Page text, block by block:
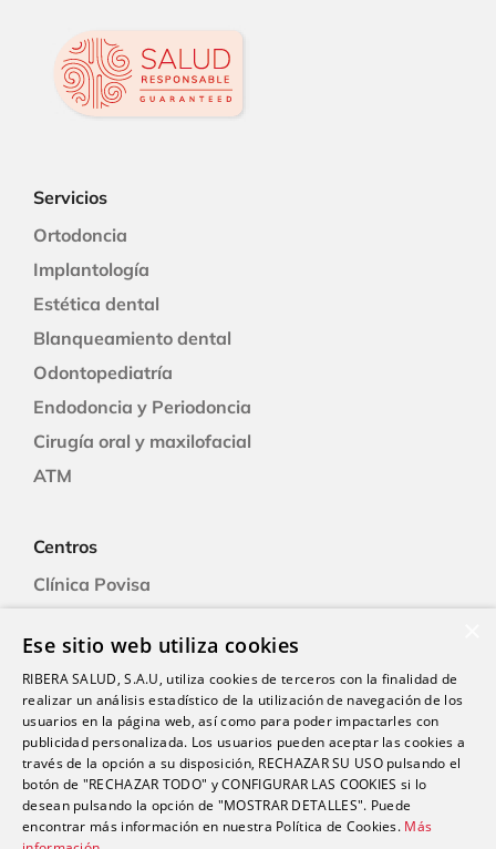
Servicios
Ortodoncia
Implantología
Estética dental
Blanqueamiento dental
Odontopediatría
Endodoncia y Periodoncia
Cirugía oral y maxilofacial
ATM
Centros
Clínica Povisa
Ciudad Quesada
Clínica Cartagena
Clínica A Coruña
Promociones
Blog
Ese sitio web utiliza cookies
RIBERA SALUD, S.A.U, utiliza cookies de terceros con la finalidad de
realizar un análisis estadístico de la utilización de navegación de los
usuarios en la página web, así como para poder impactarles con
publicidad personalizada. Los usuarios pueden aceptar las cookies a
través de la opción a su disposición, RECHAZAR SU USO pulsando el
botón de "RECHAZAR TODO" y CONFIGURAR LAS COOKIES si lo
desean pulsando la opción de "MOSTRAR DETALLES". Puede
encontrar más información en nuestra Política de Cookies. Más